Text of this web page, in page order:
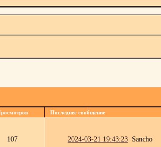
Последнее сообщение
107 2024-03-21 19:43:23 Sancho